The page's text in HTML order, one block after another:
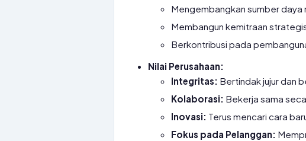
Mengembangkan sumber daya
Membangun kemitraan
Berkontribusi pada
Nilai Perusahaan:
Integritas: Bertindak jujur dan
Kolaborasi: Bekerja sama
Inovasi: Terus mencari cara
Fokus pada Pelanggan: